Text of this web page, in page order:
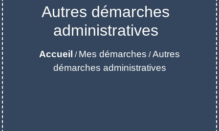
Autres démarches
administratives
Accueil / Mes démarches /Autres
démarches administratives